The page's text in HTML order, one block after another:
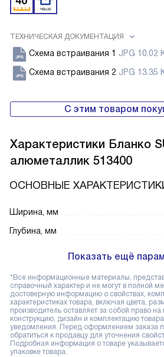
ТЕХНИЧЕСКАЯ ДОКУМЕНТАЦИЯ
Схема встраивания 1 JPG 10.02
Схема встраивания 2 JPG 13.35
С этим товаром
Характеристики Бланко
алюметаллик 513400
ОСНОВНЫЕ
Ширина, мм
Глубина, мм
Показать ещё
*Все информационные материалы,
справочный характер и не могут в полной
достоверную информацию о свойствах,
характеристиках товара, включая цвета,
производитель оставляет за собой право
конструкцию, дизайн и комплектацию
уведомления. Перед оформлением заказа
обратиться к продавцу для уточнения
Подробная информация о товаре
упаковке товара.